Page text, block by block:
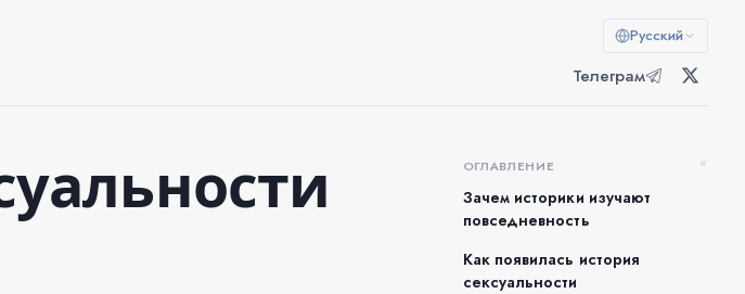
Русский
Телеграм
«
ОГЛАВЛЕНИЕ
Зачем историки изучают
повседневность
Как появилась история
сексуальности